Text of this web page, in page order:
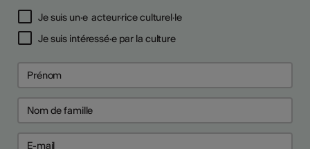
Je suis un·e acteur·rice culturel·le
Je suis intéressé·e par la culture